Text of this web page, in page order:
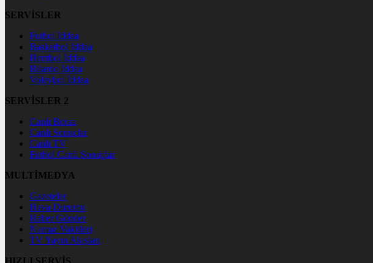
SERVİSLER
Futbol İddaa
Basketbol İddaa
Hentbol İddaa
Bilardo İddaa
Voleybol İddaa
SERVİSLER 2
Canlı Borsa
Canlı Sonuçlar
Canlı TV
Futbol Canlı Sonuçlar
MULTİMEDYA
Gazeteler
Hava Durumu
Haber Gönder
Namaz Vakitleri
TV Yayın Akışları
HIZLI SERVİS